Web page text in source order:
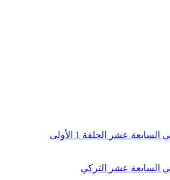
عشر الحلقة 1 الأولى
عشر التركي